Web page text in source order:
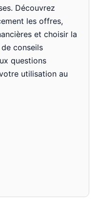
Découvrez
les offres,
et choisir la
conseils
questions
utilisation au